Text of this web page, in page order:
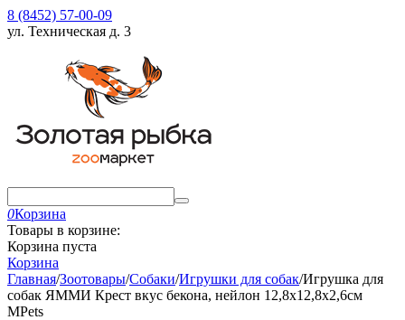
8 (8452) 57-00-09
ул. Техническая д. 3
0Корзина
Товары в корзине:
Корзина пуста
Корзина
Главная/Зоотовары/Собаки/Игрушки для собак/Игрушка для
собак ЯММИ Крест вкус бекона, нейлон 12,8x12,8x2,6см
MPets